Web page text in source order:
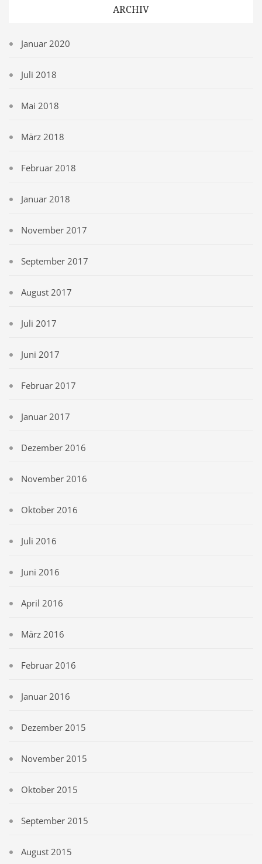
ARCHIV
Januar 2020
Juli 2018
Mai 2018
März 2018
Februar 2018
Januar 2018
November 2017
September 2017
August 2017
Juli 2017
Juni 2017
Februar 2017
Januar 2017
Dezember 2016
November 2016
Oktober 2016
Juli 2016
Juni 2016
April 2016
März 2016
Februar 2016
Januar 2016
Dezember 2015
November 2015
Oktober 2015
September 2015
August 2015